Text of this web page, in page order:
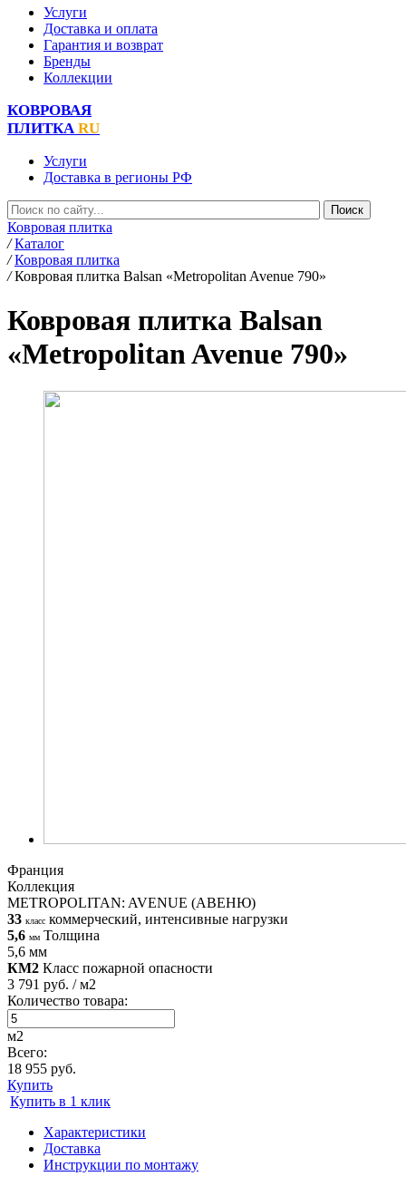
Услуги
Доставка и оплата
Гарантия и возврат
Бренды
Коллекции
КОВРОВАЯ
ПЛИТКА RU
Услуги
Доставка в регионы РФ
Ковровая плитка
/ Каталог
/ Ковровая плитка
/ Ковровая плитка Balsan «Metropolitan Avenue 790»
Ковровая плитка Balsan
«Metropolitan Avenue 790»
Франция
Коллекция
METROPOLITAN: AVENUE (АВЕНЮ)
33 класс коммерческий, интенсивные нагрузки
5,6 мм Толщина
5,6 мм
КМ2 Класс пожарной опасности
3 791 руб. / м2
Количество товара:
м2
Всего:
18 955 руб.
Купить
Купить в 1 клик
Характеристики
Доставка
Инструкции по монтажу